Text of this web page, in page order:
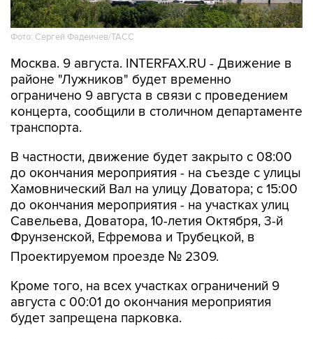
Фото: Сергей Фадеичев/ТАСС
Москва. 9 августа. INTERFAX.RU - Движение в
районе "Лужников" будет временно
ограничено 9 августа в связи с проведением
концерта, сообщили в столичном департаменте
транспорта.
В частности, движение будет закрыто с 08:00
до окончания мероприятия - на съезде с улицы
Хамовнический Вал на улицу Доватора; с 15:00
до окончания мероприятия - на участках улиц
Савельева, Доватора, 10-летия Октября, 3-й
Фрунзенской, Ефремова и Трубецкой, в
Проектируемом проезде № 2309.
Кроме того, на всех участках ограничений 9
августа с 00:01 до окончания мероприятия
будет запрещена парковка.